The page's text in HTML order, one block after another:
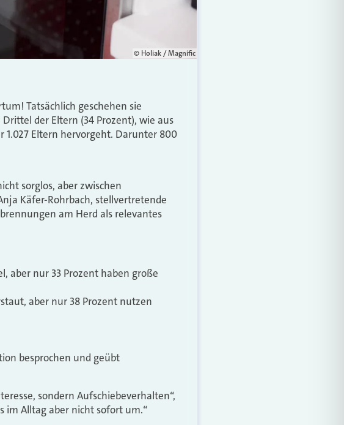
© Holiak / Magnific
Tatsächlich geschehen sie
der Eltern (34 Prozent), wie aus
1.027 Eltern hervorgeht. Darunter 800
sorglos, aber zwischen
Käfer-Rohrbach, stellvertretende
am Herd als relevantes
aber nur 33 Prozent haben große
aber nur 38 Prozent nutzen
besprochen und geübt
sondern Aufschiebeverhalten“,
im Alltag aber nicht sofort um.“